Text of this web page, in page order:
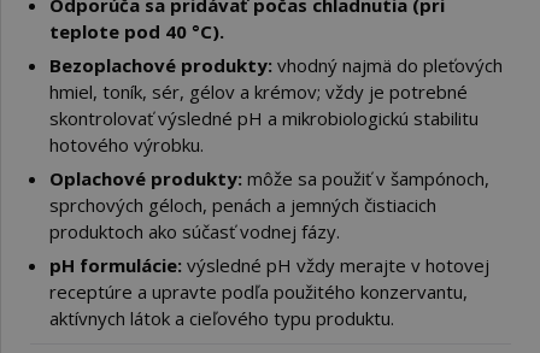
Odporúča sa pridávať počas chladnutia (pri
teplote pod 40 °C).
Bezoplachové produkty: vhodný najmä do pleťových
hmiel, toník, sér, gélov a krémov; vždy je potrebné
skontrolovať výsledné pH a mikrobiologickú stabilitu
hotového výrobku.
Oplachové produkty: môže sa použiť v šampónoch,
sprchových géloch, penách a jemných čistiacich
produktoch ako súčasť vodnej fázy.
pH formulácie: výsledné pH vždy merajte v hotovej
receptúre a upravte podľa použitého konzervantu,
aktívnych látok a cieľového typu produktu.